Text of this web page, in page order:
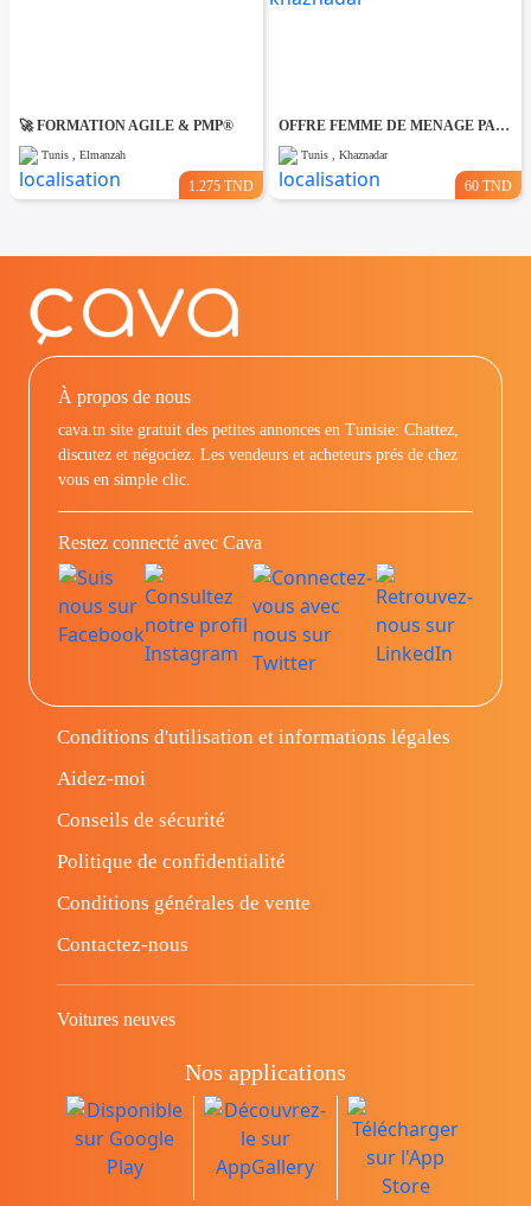
🚀 FORMATION AGILE & PMP®
Tunis , Elmanzah
1.275 TND
OFFRE FEMME DE MENAGE PAR JOUR A khaznadar
Tunis , Khaznadar
60 TND
À propos de nous
cava.tn site gratuit des petites annonces en Tunisie: Chattez,
discutez et négociez. Les vendeurs et acheteurs prés de chez
vous en simple clic.
Restez connecté avec Cava
Conditions d'utilisation et informations légales
Aidez-moi
Conseils de sécurité
Politique de confidentialité
Conditions générales de vente
Contactez-nous
Voitures neuves
Nos applications